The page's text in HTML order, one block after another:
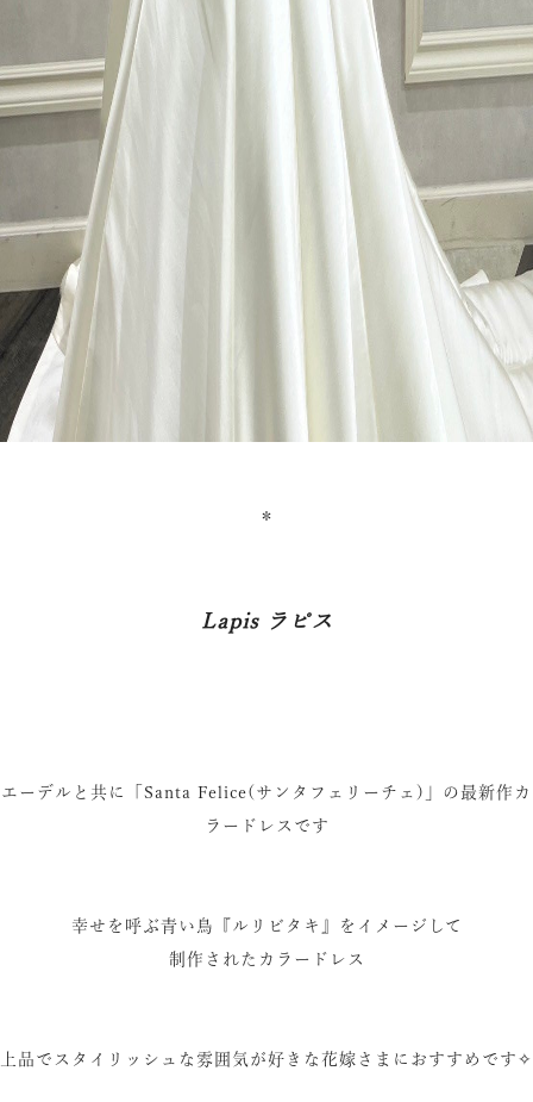
＊
Lapis ラピス
エーデルと共に「Santa Felice(サンタフェリーチェ)」の最新作カ
ラードレスです
幸せを呼ぶ青い鳥『ルリビタキ』をイメージして
制作されたカラードレス
上品でスタイリッシュな雰囲気が好きな花嫁さまにおすすめです✧